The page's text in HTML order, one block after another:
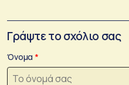
Γράψτε το σχόλιο σας
Όνομα